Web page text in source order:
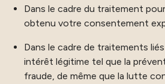
Dans le cadre du traitement
obtenu votre consentement
Dans le cadre de traitements
intérêt légitime tel que la
fraude, de même que la lutte